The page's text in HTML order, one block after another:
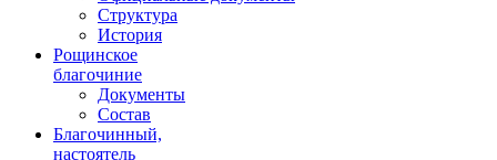
Структура
История
Рощинское
благочиние
Документы
Состав
Благочинный,
настоятель